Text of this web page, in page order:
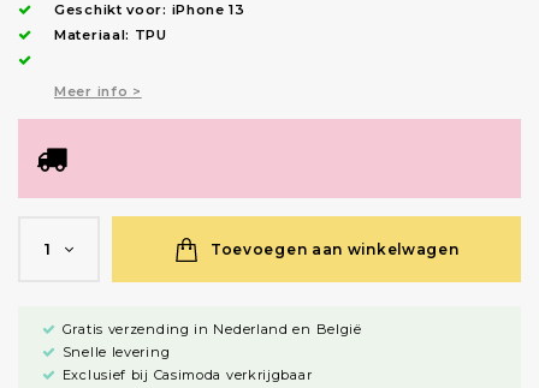
Geschikt voor: iPhone 13
Materiaal: TPU
Meer info >
1 Toevoegen aan winkelwagen
Gratis verzending in Nederland en België
Snelle levering
Exclusief bij Casimoda verkrijgbaar